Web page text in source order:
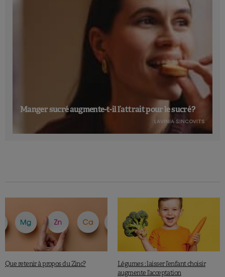
Manger sucré augmente-t-il l’attrait pour le sucré ?
LAVINIA SINCOVITS
Que retenir à propos du Zinc?
Légumes : laisser l’enfant choisir
augmente l’acceptation